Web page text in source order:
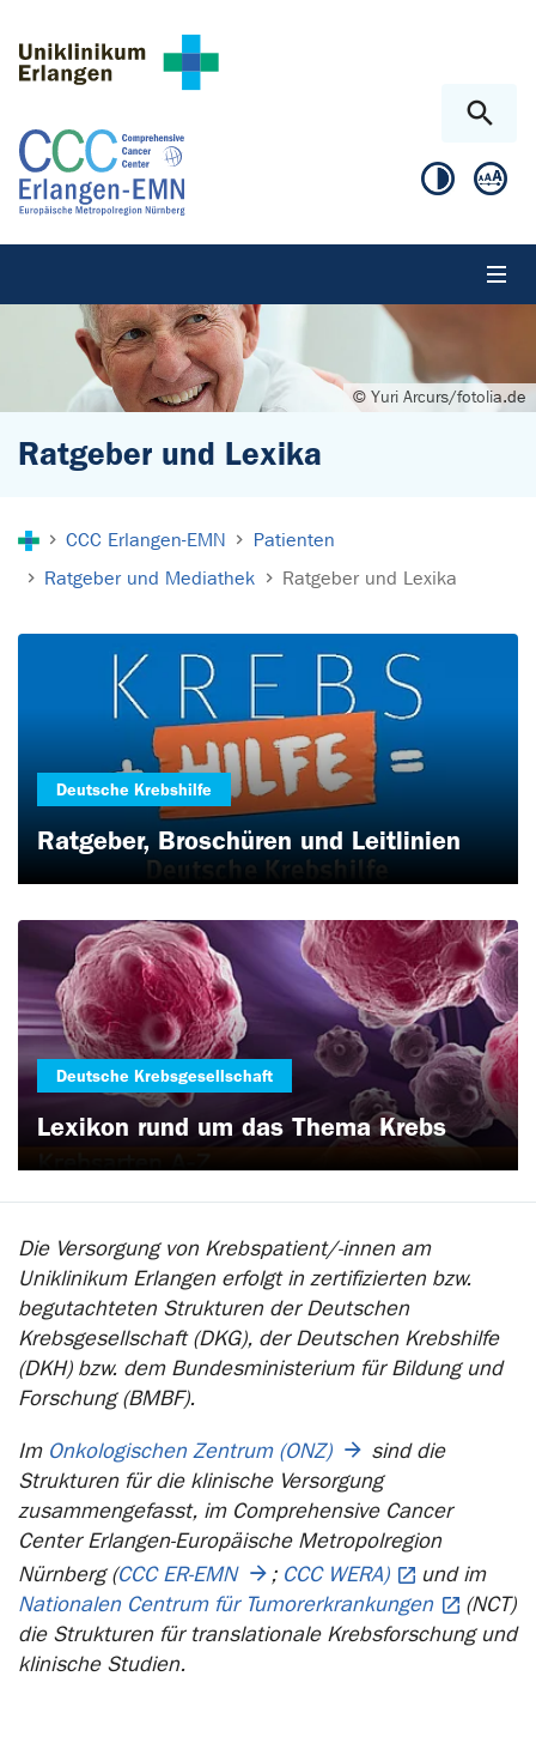
© Yuri Arcurs/fotolia.de
Ratgeber und Lexika
CCC Erlangen-EMN
Patienten
Ratgeber und Mediathek
Ratgeber und Lexika
Deutsche Krebshilfe
Ratgeber, Broschüren und Leitlinien
Deutsche Krebsgesellschaft
Lexikon rund um das Thema Krebs
Die Versorgung von Krebspatient/-innen am
Uniklinikum Erlangen erfolgt in zertifizierten bzw.
begutachteten Strukturen der Deutschen
Krebsgesellschaft (DKG), der Deutschen Krebshilfe
(DKH) bzw. dem Bundesministerium für Bildung und
Forschung (BMBF).
Im Onkologischen Zentrum (ONZ)
sind die
Strukturen für die klinische Versorgung
zusammengefasst, im Comprehensive Cancer
Center Erlangen-Europäische Metropolregion
Nürnberg (CCC ER-EMN ; CCC WERA)
und im
Nationalen Centrum für Tumorerkrankungen
(NCT)
die Strukturen für translationale Krebsforschung und
klinische Studien.